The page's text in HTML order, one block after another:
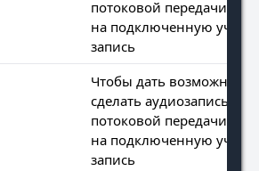
потоковой передачи
на подключенную
запись
Чтобы дать возможность
сделать аудиозапись и
потоковой передачи
на подключенную
запись